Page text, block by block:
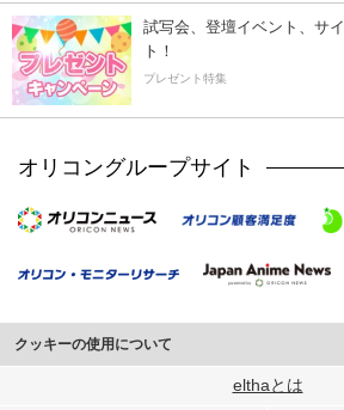
試写会、登壇イベント、サ
ト！
プレゼント特集
オリコングループサイト
クッキーの使用について
このサイトでは Cookie を使用して、ユーザーに合
elthaとは